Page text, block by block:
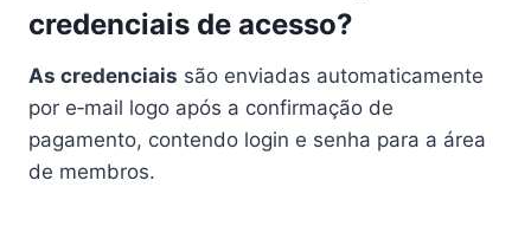
credenciais de acesso?
As credenciais são enviadas automaticamente
por e‑mail logo após a confirmação de
pagamento, contendo login e senha para a área
de membros.